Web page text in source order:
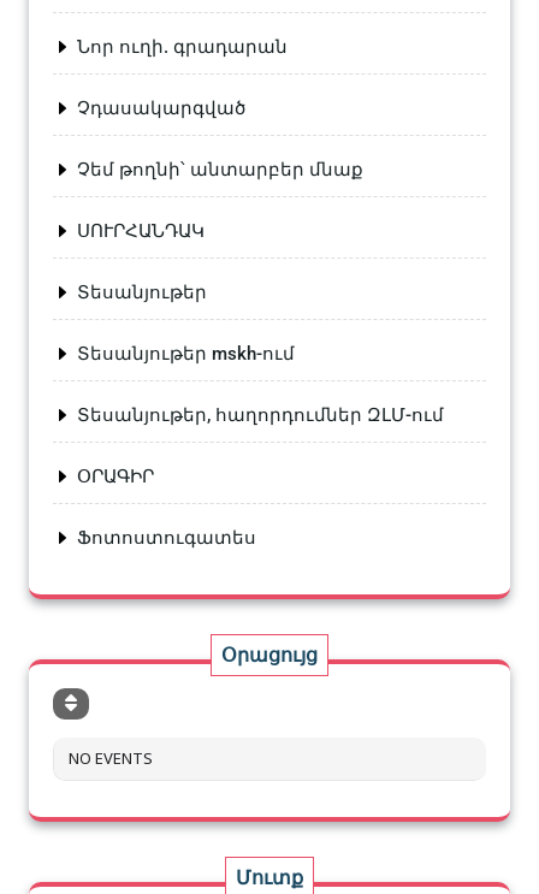
Նոր ուղի. գրադարան
Չդասակարգված
Չեմ թողնի՝ անտարբեր մնաք
ՍՈՒՐՀԱՆԴԱԿ
Տեսանյութեր
Տեսանյութեր mskh-ում
Տեսանյութեր, հաղորդումներ ԶԼՄ-ում
ՕՐԱԳԻՐ
Ֆոտոստուգատես
Օրացույց
NO EVENTS
Մուտք